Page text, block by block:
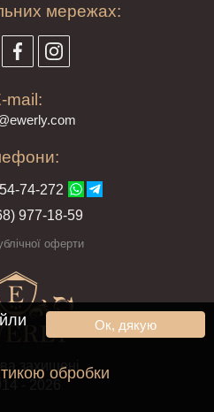
мережах:
mail:
rly.com
74-272
) 977-18-59
оферти
захищені
- 2026
Ок, дякую
обробки